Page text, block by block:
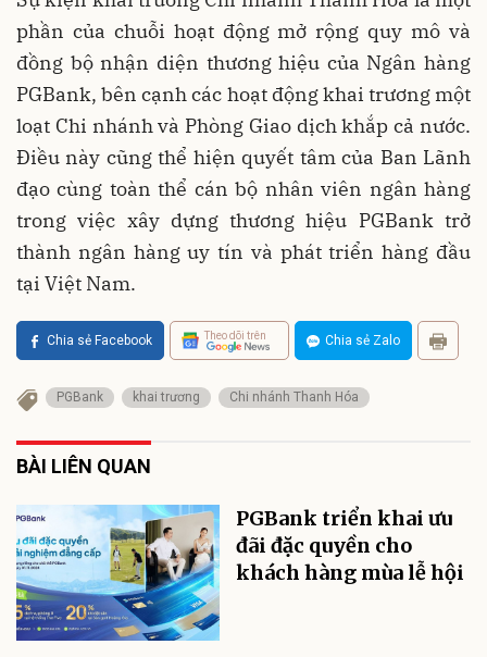
phần của chuỗi hoạt động mở rộng quy mô và
đồng bộ nhận diện thương hiệu của Ngân hàng
PGBank, bên cạnh các hoạt động khai trương một
loạt Chi nhánh và Phòng Giao dịch khắp cả nước.
Điều này cũng thể hiện quyết tâm của Ban Lãnh
đạo cùng toàn thể cán bộ nhân viên ngân hàng
trong việc xây dựng thương hiệu PGBank trở
thành ngân hàng uy tín và phát triển hàng đầu
tại Việt Nam.
Chia sẻ Facebook Theo dõi trên Chia sẻ Zalo
PGBank khai trương Chi nhánh Thanh Hóa
BÀI LIÊN QUAN
PGBank triển khai ưu
đãi đặc quyền cho
khách hàng mùa lễ hội